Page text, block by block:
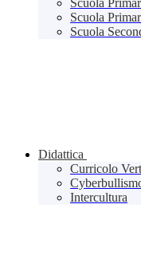
Scuola
Scuola
Scuola
Didattica
Curricolo
Intercultura